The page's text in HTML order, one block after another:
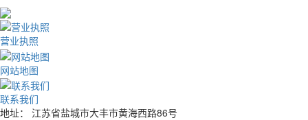
营业执照
网站地图
联系我们
地址： 江苏省盐城市大丰市黄海西路86号